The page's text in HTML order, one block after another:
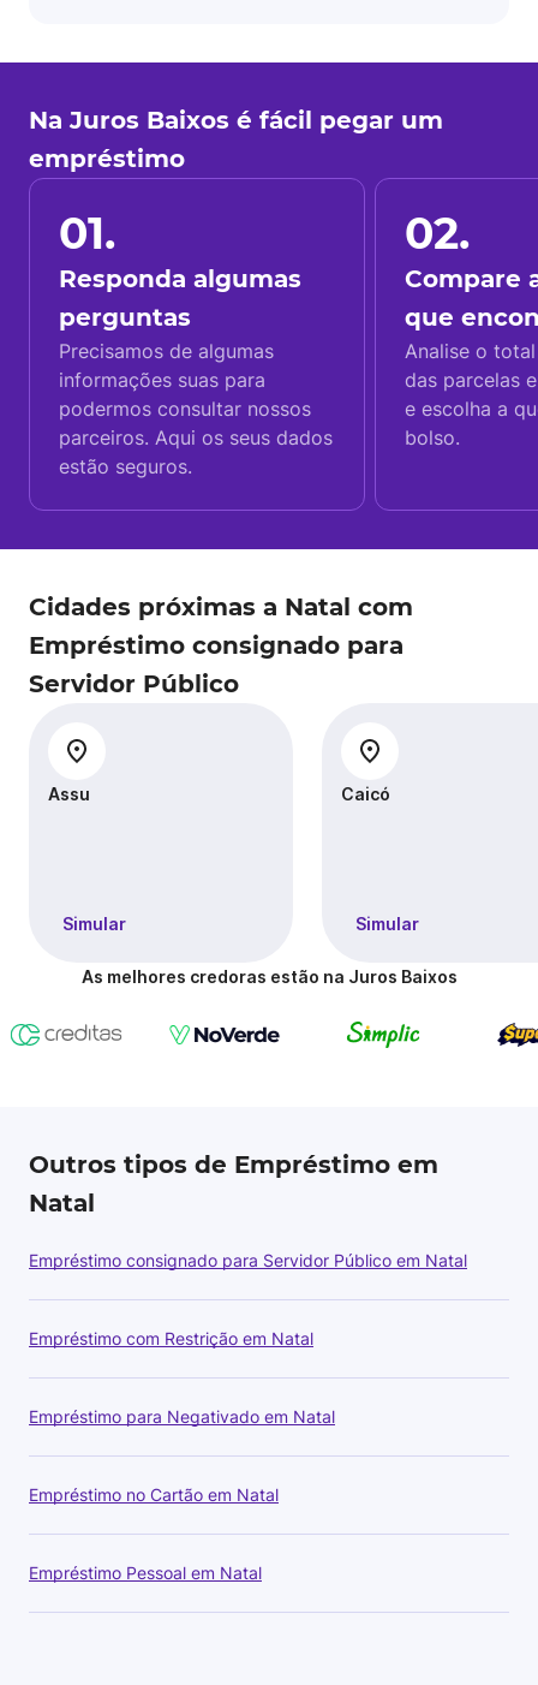
Na Juros Baixos é fácil pegar um
empréstimo
01.
Responda algumas
perguntas
Precisamos de algumas
informações suas para
podermos consultar nossos
parceiros. Aqui os seus dados
estão seguros.
02.
Compare
que
Analise o
das parcelas
e escolha a
bolso.
Cidades próximas a Natal com
Empréstimo consignado para
Servidor Público
Assu
Simular
Caicó
Simular
As melhores credoras estão na Juros Baixos
Outros tipos de Empréstimo em
Natal
Empréstimo consignado para Servidor Público em Natal
Empréstimo com Restrição em Natal
Empréstimo para Negativado em Natal
Empréstimo no Cartão em Natal
Empréstimo Pessoal em Natal